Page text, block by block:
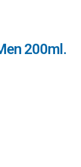
200ml.